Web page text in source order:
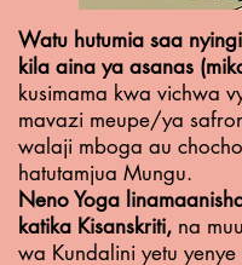
Watu hutumia saa
kila aina ya asanas
kusimama kwa vichwa
mavazi meupe/ya
walaji mboga au
hatutamjua Mungu.
Neno Yoga
katika Kisanskriti, na
wa Kundalini yetu